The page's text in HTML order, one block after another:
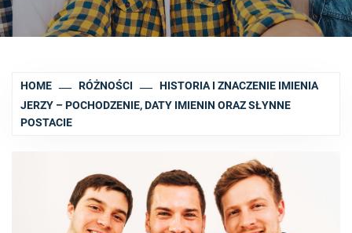
HOME RÓŻNOŚCI
HISTORIA I ZNACZENIE IMIENIA
JERZY – POCHODZENIE, DATY IMIENIN ORAZ SŁYNNE
POSTACIE